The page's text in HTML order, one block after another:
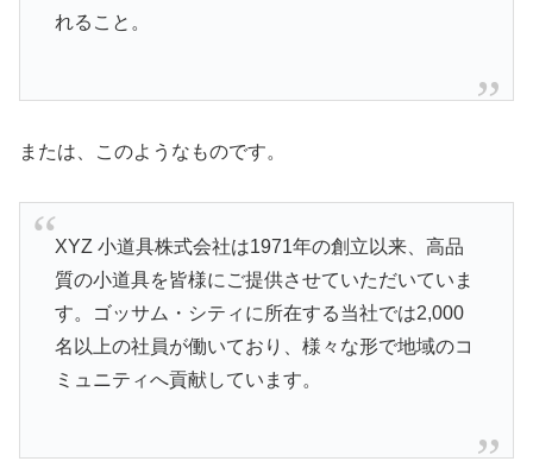
れること。
または、このようなものです。
XYZ 小道具株式会社は1971年の創立以来、高品
質の小道具を皆様にご提供させていただいていま
す。ゴッサム・シティに所在する当社では2,000
名以上の社員が働いており、様々な形で地域のコ
ミュニティへ貢献しています。